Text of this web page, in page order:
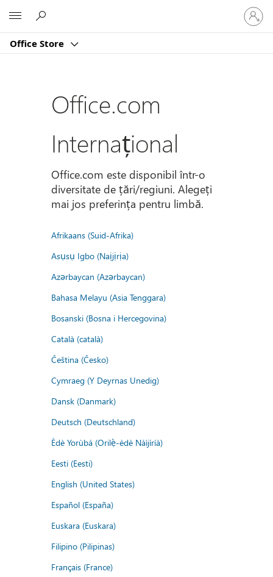
Office Store
vă
la
dvs.
Office.com
Internațional
Office.com este disponibil într-o
diversitate de țări/regiuni. Alegeți
mai jos preferința pentru limbă.
Afrikaans (Suid-Afrika)
Asụsụ Igbo (Naịjịrịa)
Azərbaycan (Azərbaycan)
Bahasa Melayu (Asia Tenggara)
Bosanski (Bosna i Hercegovina)
Català (català)
Čeština (Česko)
Cymraeg (Y Deyrnas Unedig)
Dansk (Danmark)
Deutsch (Deutschland)
Èdè Yorùbá (Orilẹ̀-èdè Nàìjíríà)
Eesti (Eesti)
English (United States)
Español (España)
Euskara (Euskara)
Filipino (Pilipinas)
Français (France)